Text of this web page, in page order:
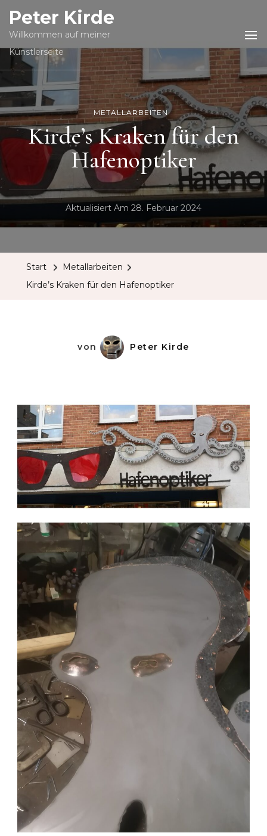
Peter Kirde
Willkommen auf meiner
Künstlerseite
METALLARBEITEN
Kirde’s Kraken für den
Hafenoptiker
Aktualisiert Am 28. Februar 2024
Start
Metallarbeiten
Kirde’s Kraken für den Hafenoptiker
von Peter Kirde